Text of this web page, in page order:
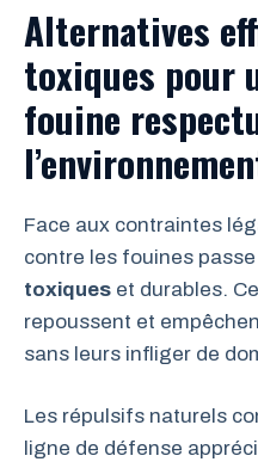
Alternatives
toxiques pour
fouine
Face aux contraintes
contre les fouines
toxiques et durables.
repoussent et
sans leurs infliger de
Les répulsifs naturels
ligne de défense